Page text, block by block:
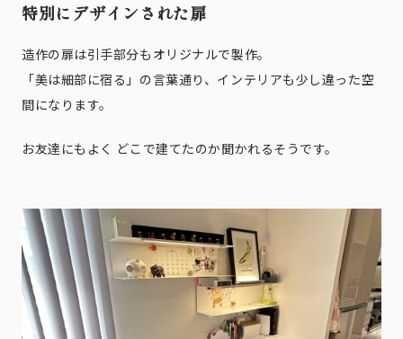
特別にデザインされた扉
造作の扉は引手部分もオリジナルで製作。
「美は細部に宿る」の言葉通り、インテリアも少し違った空
間になります。
お友達にもよく どこで建てたのか聞かれるそうです。